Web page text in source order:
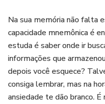
Na sua memória não falta
capacidade mnemônica é
estuda é saber onde ir
informações que
depois você esquece?
consiga lembrar, mas na
ansiedade te dão branco.